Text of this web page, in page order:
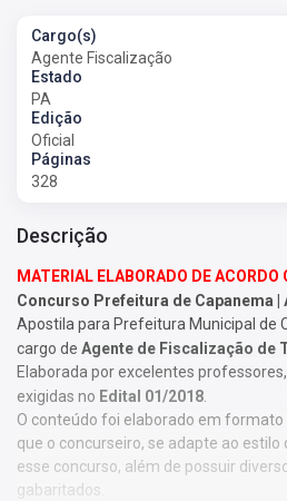
Cargo(s)
Agente Fiscalização
Estado
PA
Edição
Oficial
Páginas
328
Descrição
MATERIAL ELABORADO DE
Concurso Prefeitura de Capanema |
Apostila para Prefeitura Municipal de
cargo de Agente de Fiscalização de
Elaborada por excelentes
exigidas no Edital 01/2018
O conteúdo foi elaborado em
que o concurseiro, se adapte ao estilo
esse concurso, além de possuir
gabaritados.